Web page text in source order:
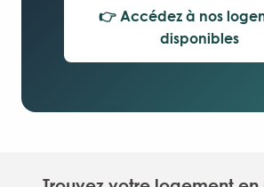
👉 Accédez à nos
disponibles